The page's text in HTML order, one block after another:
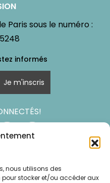
nous utilisons des
stocker et/ou accéder aux
Paris sous le numéro :